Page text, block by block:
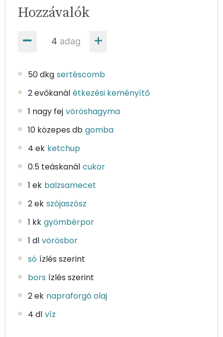
adag
Hozzávalók
50 dkg sertéscomb
2 evőkanál étkezési keményítő
1 nagy fej vöröshagyma
10 közepes db gomba
4 ek ketchup
0.5 teáskanál cukor
1 ek balzsamecet
2 ek szójaszósz
1 kk gyömbérpor
1 dl vörösbor
só ízlés szerint
bors ízlés szerint
2 ek napraforgó olaj
4 dl víz